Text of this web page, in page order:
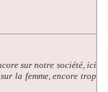
sur notre société, ici
la femme, encore trop